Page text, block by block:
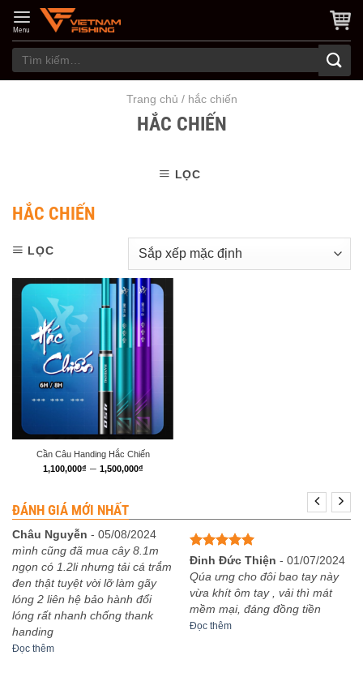
content
Menu
Tìm
kiếm:
Trang chủ / hắc chiến
HẮC CHIẾN
LỌC
HẮC CHIẾN
LỌC
Cần Câu Handing Hắc Chiến
1,100,000₫ – 1,500,000₫Khoảng
1,500,000₫
ĐÁNH GIÁ MỚI NHẤT
Châu Nguyễn - 05/08/2024
mình cũng đã mua cây 8.1m
ngọn có 1.2li nhưng tải cá trắm
đen thật tuyệt vời lỡ làm gãy
lóng 2 liên hệ bảo hành đổi
lóng rất nhanh chống thank
handing
Đọc thêm
Được xếp
hạng
sao
Đinh Đức Thiện - 01/07/2024
Qúa ưng cho đôi bao tay này
vừa khít ôm tay , vải thì mát
mềm mại, đáng đồng tiền
Đọc thêm